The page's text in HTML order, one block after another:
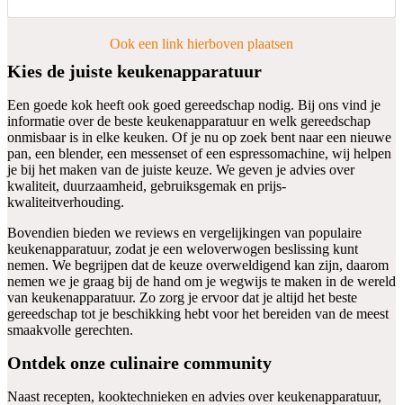
Ook een link hierboven plaatsen
Kies de juiste keukenapparatuur
Een goede kok heeft ook goed gereedschap nodig. Bij ons vind je
informatie over de beste keukenapparatuur en welk gereedschap
onmisbaar is in elke keuken. Of je nu op zoek bent naar een nieuwe
pan, een blender, een messenset of een espressomachine, wij helpen
je bij het maken van de juiste keuze. We geven je advies over
kwaliteit, duurzaamheid, gebruiksgemak en prijs-
kwaliteitverhouding.
Bovendien bieden we reviews en vergelijkingen van populaire
keukenapparatuur, zodat je een weloverwogen beslissing kunt
nemen. We begrijpen dat de keuze overweldigend kan zijn, daarom
nemen we je graag bij de hand om je wegwijs te maken in de wereld
van keukenapparatuur. Zo zorg je ervoor dat je altijd het beste
gereedschap tot je beschikking hebt voor het bereiden van de meest
smaakvolle gerechten.
Ontdek onze culinaire community
Naast recepten, kooktechnieken en advies over keukenapparatuur,